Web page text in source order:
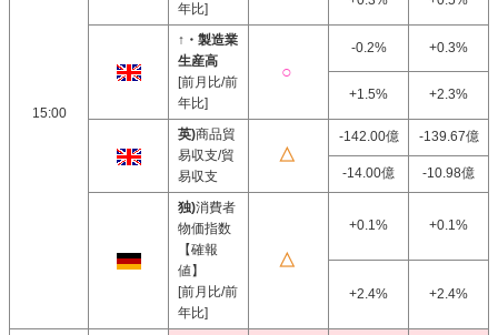
15:00
年比]
↑・製造業
生産高
[前月比/前
年比]
-0.2% +0.3%
+1.5% +2.3%
英)商品貿
易収支/貿
易収支
-142.00億 -139.67億
-14.00億 -10.98億
独)消費者
物価指数
【確報
値】
[前月比/前
年比]
+0.1% +0.1%
+2.4% +2.4%